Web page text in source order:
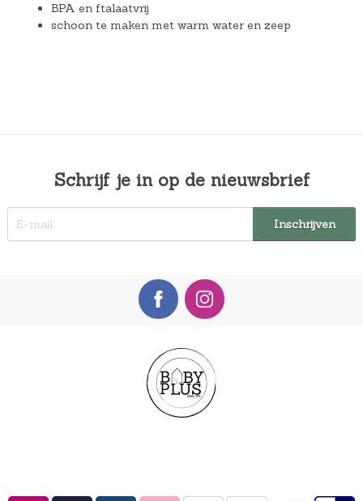
BPA en ftalaatvrij
schoon te maken met warm water en zeep
Schrijf je in op de nieuwsbrief